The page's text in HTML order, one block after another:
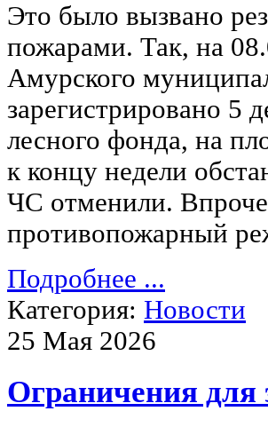
Это было вызвано
пожарами. Так, на
Амурского
зарегистрировано 5
лесного фонда, на
к концу недели
ЧС отменили.
противопожарный
Подробнее ...
Категория: Новости
25 Мая 2026
Ограничения для